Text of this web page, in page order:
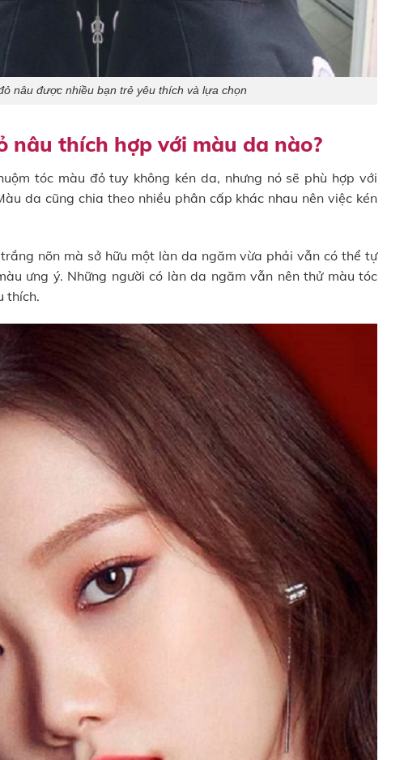
nâu được nhiều bạn trẻ yêu thích và lựa chọn
nâu thích hợp với màu da nào?
tóc màu đỏ tuy không kén da, nhưng nó sẽ phù hợp với
da cũng chia theo nhiều phân cấp khác nhau nên việc kén
nõn mà sở hữu một làn da ngăm vừa phải vẫn có thể tự
ưng ý. Những người có làn da ngăm vẫn nên thử màu tóc
thích.